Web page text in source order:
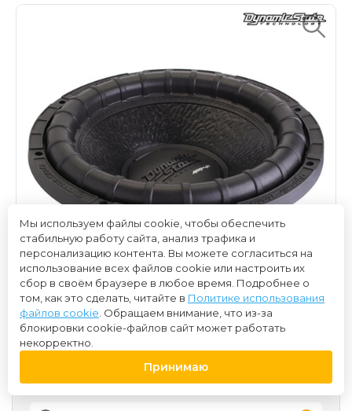
11 100 ₽
Мы используем файлы cookie, чтобы обеспечить
стабильную работу сайта, анализ трафика и
персонализацию контента. Вы можете согласиться на
использование всех файлов cookie или настроить их
сбор в своём браузере в любое время. Подробнее о
том, как это сделать, читайте в Политике использования
файлов cookie . Обращаем внимание, что из-за
блокировки cookie-файлов сайт может работать
некорректно.
Принимаю